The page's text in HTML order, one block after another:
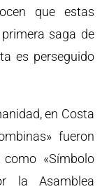
que estas
saga de
es perseguido
en Costa
fueron
«Símbolo
la Asamblea